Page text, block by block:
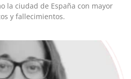
la ciudad de España con mayor
y fallecimientos.